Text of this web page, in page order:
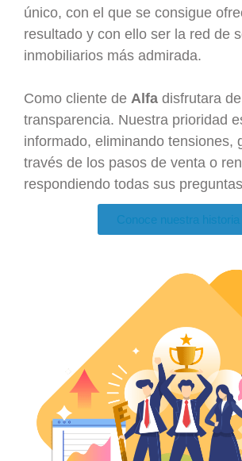
único, con el que se consigue
resultado y con ello ser la red de
inmobiliarios más admirada.
Como cliente de Alfa disfrutara
transparencia. Nuestra prioridad
informado, eliminando tensiones,
través de los pasos de venta o
respondiendo todas sus
Conoce nuestra historia